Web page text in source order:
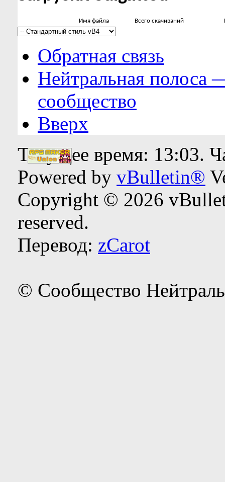
Имя файла Всего скачиваний
Обратная связь
Нейтральная полоса
сообщество
Вверх
Текущее время: 13:03.
Powered by vBulletin®
Copyright © 2026
reserved.
Перевод: zCarot
© Сообщество